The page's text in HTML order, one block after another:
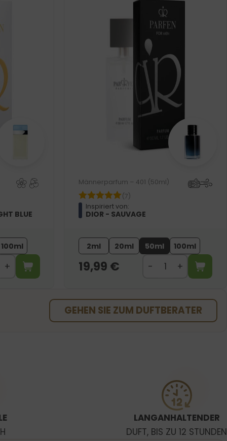
BLUE
100ml
Männerparfum – 401 (50ml)
(7)
Inspiriert von:
DIOR - SAUVAGE
2ml 20ml 50ml 100ml
19,99 €
GEHEN SIE ZUM DUFTBERATER
LANGANHALTENDER
DUFT, BIS ZU 12 STUNDEN